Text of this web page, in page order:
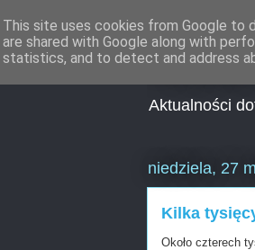
Aktualności
niedziela, 27
Kilka
Około czterech
This site uses cookies from Google to
are shared with Google along with
statistics, and to detect and address